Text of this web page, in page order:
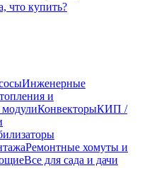
что купить?
Инженерные
и
модулиКонвекторыКИП /
Ремонтные хомуты и
Все для сада и дачи